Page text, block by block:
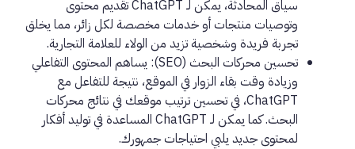
سياق المحادثة، يمكن لـ ChatGPT تقديم محتوى
وتوصيات منتجات أو خدمات مخصصة لكل زائر، مما يخلق
تجربة فريدة وشخصية تزيد من الولاء للعلامة التجارية.
تحسين محركات البحث (SEO):
يساهم المحتوى التفاعلي
وزيادة وقت بقاء الزوار في الموقع، نتيجة للتفاعل مع
ChatGPT، في تحسين ترتيب موقعك في نتائج محركات
البحث. كما يمكن لـ ChatGPT المساعدة في توليد أفكار
لمحتوى جديد يلبي احتياجات جمهورك.